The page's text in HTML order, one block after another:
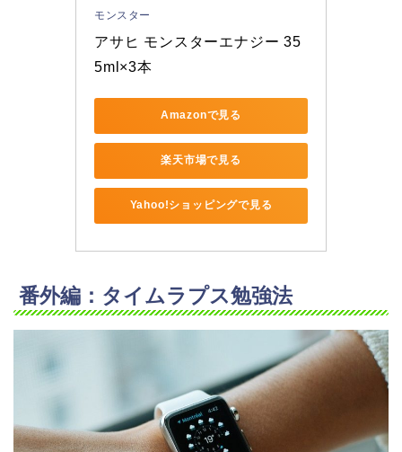
モンスター
アサヒ モンスターエナジー 35
5ml×3本
Amazonで見る
楽天市場で見る
Yahoo!ショッピングで見る
番外編：タイムラプス勉強法